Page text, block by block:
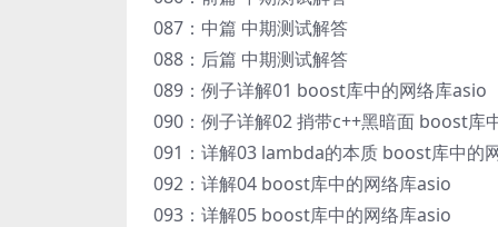
087：中篇 中期测试解答
088：后篇 中期测试解答
089：例子详解01 boost库中的网络库asio
090：例子详解02 捎带c++黑暗面 boost库
091：详解03 lambda的本质 boost库中的
092：详解04 boost库中的网络库asio
093：详解05 boost库中的网络库asio